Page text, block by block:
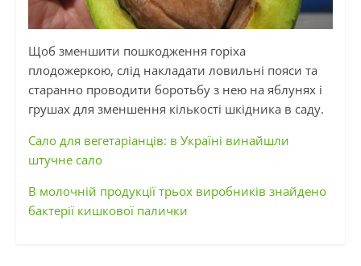
Щоб зменшити пошкодження горіха
плодожеркою, слід накладати ловильні пояси та
старанно проводити боротьбу з нею на яблунях і
грушах для зменшення кількості шкідника в саду.
Сало для вегетаріанців: в Україні винайшли
штучне сало
В молочній продукції трьох виробників знайдено
бактерії кишкової палички